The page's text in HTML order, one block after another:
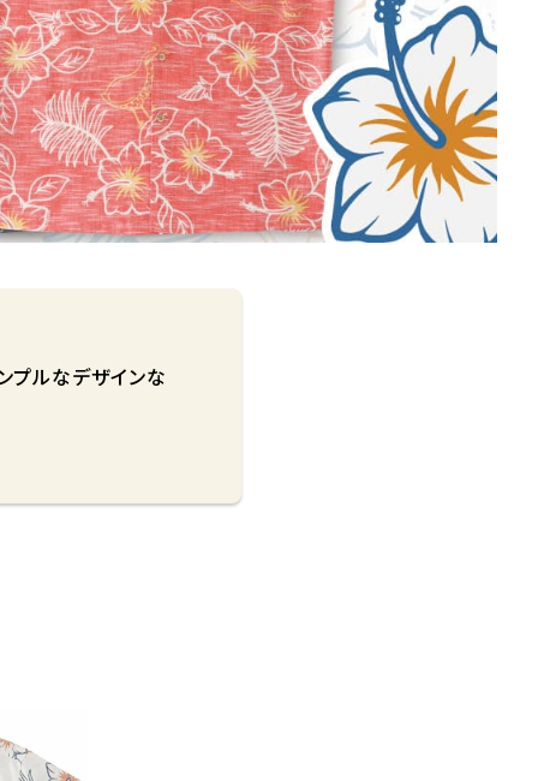
プルなデザインな